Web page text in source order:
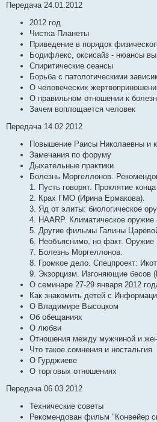
Передача 24.01.2012
2012 год
Чистка Планеты
Приведение в порядок
Бодифлекс, оксисайз - нюансы
Спиритические сеансы
Борьба с патологическими
О человеческих
О правильном отношении к
Зачем воплощается человек
Передача 14.02.2012
Повышение Раисы Николаевны и
Замечания по форуму
Дыхательные практики
Болезнь Моргеллонов.
1. Пусть говорят. Проклятие
2. Крах ГМО (Ирина Ермакова).
3. Яд от элиты: биологическое
4. HAARP. Климатическое оружие
5. Другие фильмы Галины
6. Необъяснимо, но факт. Оружие
7. Болезнь Моргеллонов.
8. Громкое дело. Спецпроект:
9. Экзорцизм. Изгоняющие бесов
О семинаре 27-29 января 2012
Как знакомить детей с
О Владимире Высоцком
Об обещаниях
О любви
Отношения между мужчиной и
Что такое сомнения и ностальгия
О Гурджиеве
О торговых отношениях
Передача 06.03.2012
Технические советы
Рекомендован фильм "Конвейер